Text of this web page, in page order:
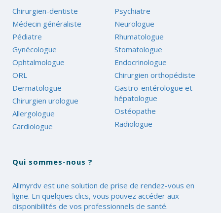
Chirurgien-dentiste
Médecin généraliste
Pédiatre
Gynécologue
Ophtalmologue
ORL
Dermatologue
Chirurgien urologue
Allergologue
Cardiologue
Psychiatre
Neurologue
Rhumatologue
Stomatologue
Endocrinologue
Chirurgien orthopédiste
Gastro-entérologue et
hépatologue
Ostéopathe
Radiologue
Qui sommes-nous ?
Allmyrdv est une solution de prise de rendez-vous en
ligne. En quelques clics, vous pouvez accéder aux
disponibilités de vos professionnels de santé.